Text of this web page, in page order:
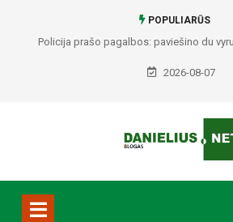
POPULIARŪS
Policija prašo pagalbos: paviešino du
padariusius vagystes Alytuje ir
2026-08-07